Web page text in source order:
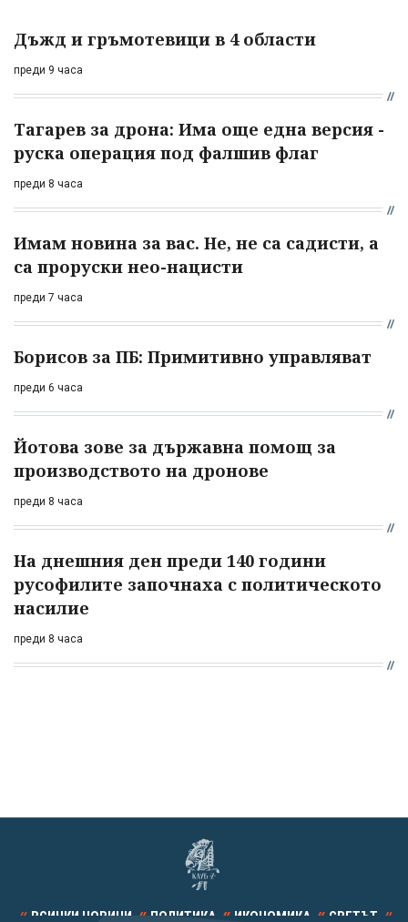
Дъжд и гръмотевици в 4 области
преди 9 часа
Тагарев за дрона: Има още една версия -
руска операция под фалшив флаг
преди 8 часа
Имам новина за вас. Не, не са садисти, а
са проруски нео-нацисти
преди 7 часа
Борисов за ПБ: Примитивно управляват
преди 6 часа
Йотова зове за държавна помощ за
производството на дронове
преди 8 часа
На днешния ден преди 140 години
русофилите започнаха с политическото
насилие
преди 8 часа
ВСИЧКИ НОВИНИ ПОЛИТИКА ИКОНОМИКА СВЕТЪТ